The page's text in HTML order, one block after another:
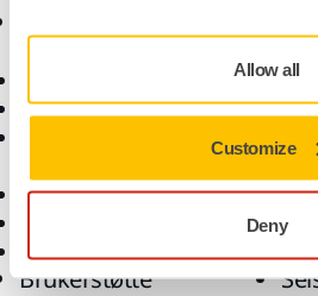
Allow all
Customize
Deny
Støvfri sliping
Tilbehør og forbruksvarer
Toppmerker
Brukerstøtte